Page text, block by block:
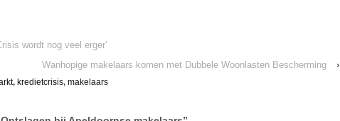
wordt nog veel erger’
Wanhopige makelaars komen met Dubbele Woonlasten Bescherming
›
, kredietcrisis, makelaars